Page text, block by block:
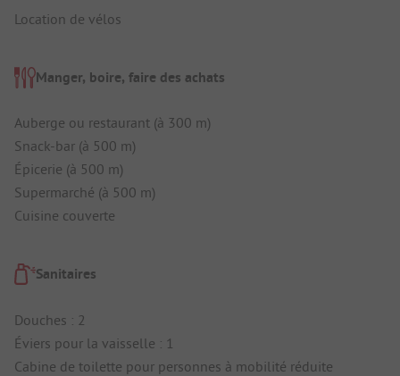
Location de vélos
Manger, boire, faire des achats
Auberge ou restaurant (à 300 m)
Snack-bar (à 500 m)
Épicerie (à 500 m)
Supermarché (à 500 m)
Cuisine couverte
Sanitaires
Douches : 2
Éviers pour la vaisselle : 1
Cabine de toilette pour personnes à mobilité réduite